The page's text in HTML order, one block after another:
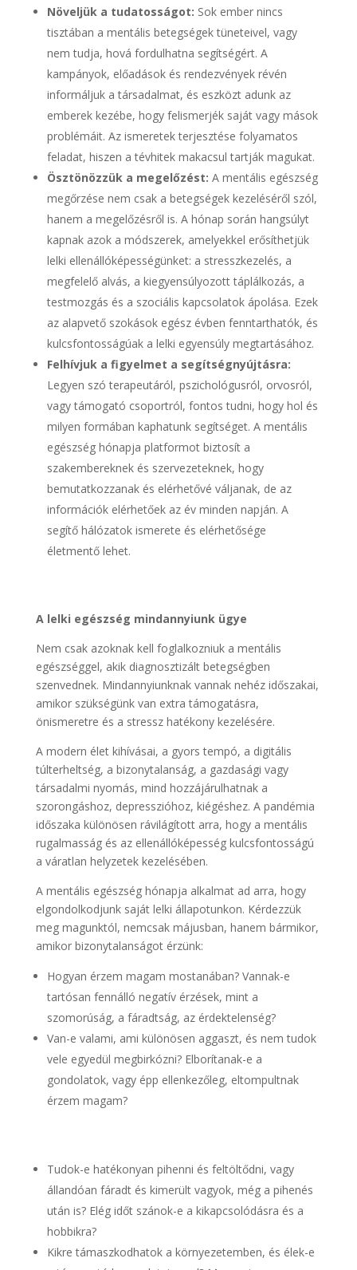
Növeljük a tudatosságot: Sok ember nincs
tisztában a mentális betegségek tüneteivel, vagy
nem tudja, hová fordulhatna segítségért. A
kampányok, előadások és rendezvények révén
informáljuk a társadalmat, és eszközt adunk az
emberek kezébe, hogy felismerjék saját vagy mások
problémáit. Az ismeretek terjesztése folyamatos
feladat, hiszen a tévhitek makacsul tartják magukat.
Ösztönözzük a megelőzést: A mentális egészség
megőrzése nem csak a betegségek kezeléséről szól,
hanem a megelőzésről is. A hónap során hangsúlyt
kapnak azok a módszerek, amelyekkel erősíthetjük
lelki ellenállóképességünket: a stresszkezelés, a
megfelelő alvás, a kiegyensúlyozott táplálkozás, a
testmozgás és a szociális kapcsolatok ápolása. Ezek
az alapvető szokások egész évben fenntarthatók, és
kulcsfontosságúak a lelki egyensúly megtartásához.
Felhívjuk a figyelmet a segítségnyújtásra:
Legyen szó terapeutáról, pszichológusról, orvosról,
vagy támogató csoportról, fontos tudni, hogy hol és
milyen formában kaphatunk segítséget. A mentális
egészség hónapja platformot biztosít a
szakembereknek és szervezeteknek, hogy
bemutatkozzanak és elérhetővé váljanak, de az
információk elérhetőek az év minden napján. A
segítő hálózatok ismerete és elérhetősége
életmentő lehet.
A lelki egészség mindannyiunk ügye
Nem csak azoknak kell foglalkozniuk a mentális
egészséggel, akik diagnosztizált betegségben
szenvednek. Mindannyiunknak vannak nehéz időszakai,
amikor szükségünk van extra támogatásra,
önismeretre és a stressz hatékony kezelésére.
A modern élet kihívásai, a gyors tempó, a digitális
túlterheltség, a bizonytalanság, a gazdasági vagy
társadalmi nyomás, mind hozzájárulhatnak a
szorongáshoz, depresszióhoz, kiégéshez. A pandémia
időszaka különösen rávilágított arra, hogy a mentális
rugalmasság és az ellenállóképesség kulcsfontosságú
a váratlan helyzetek kezelésében.
A mentális egészség hónapja alkalmat ad arra, hogy
elgondolkodjunk saját lelki állapotunkon. Kérdezzük
meg magunktól, nemcsak májusban, hanem bármikor,
amikor bizonytalanságot érzünk:
Hogyan érzem magam mostanában? Vannak-e
tartósan fennálló negatív érzések, mint a
szomorúság, a fáradtság, az érdektelenség?
Van-e valami, ami különösen aggaszt, és nem tudok
vele egyedül megbirkózni? Elborítanak-e a
gondolatok, vagy épp ellenkezőleg, eltompultnak
érzem magam?
Tudok-e hatékonyan pihenni és feltöltődni, vagy
állandóan fáradt és kimerült vagyok, még a pihenés
után is? Elég időt szánok-e a kikapcsolódásra és a
hobbikra?
Kikre támaszkodhatok a környezetemben, és élek-e